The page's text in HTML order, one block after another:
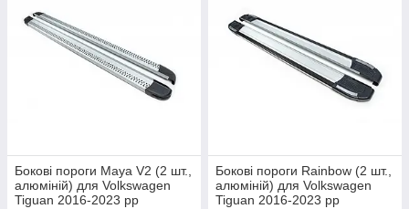
Бокові пороги Maya V2 (2 шт.,
алюміній) для Volkswagen
Tiguan 2016-2023 рр
Бокові пороги Rainbow (2 шт.,
алюміній) для Volkswagen
Tiguan 2016-2023 рр